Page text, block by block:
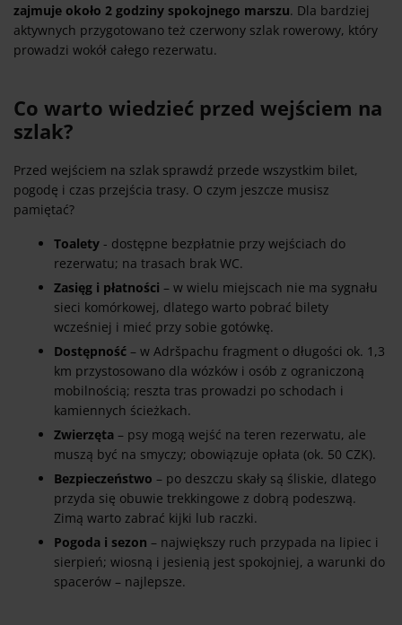
zajmuje około 2 godziny spokojnego marszu. Dla bardziej
aktywnych przygotowano też czerwony szlak rowerowy, który
prowadzi wokół całego rezerwatu.
Co warto wiedzieć przed wejściem na
szlak?
Przed wejściem na szlak sprawdź przede wszystkim bilet,
pogodę i czas przejścia trasy. O czym jeszcze musisz
pamiętać?
Toalety - dostępne bezpłatnie przy wejściach do
rezerwatu; na trasach brak WC.
Zasięg i płatności – w wielu miejscach nie ma sygnału
sieci komórkowej, dlatego warto pobrać bilety
wcześniej i mieć przy sobie gotówkę.
Dostępność – w Adršpachu fragment o długości ok. 1,3
km przystosowano dla wózków i osób z ograniczoną
mobilnością; reszta tras prowadzi po schodach i
kamiennych ścieżkach.
Zwierzęta – psy mogą wejść na teren rezerwatu, ale
muszą być na smyczy; obowiązuje opłata (ok. 50 CZK).
Bezpieczeństwo – po deszczu skały są śliskie, dlatego
przyda się obuwie trekkingowe z dobrą podeszwą.
Zimą warto zabrać kijki lub raczki.
Pogoda i sezon – największy ruch przypada na lipiec i
sierpień; wiosną i jesienią jest spokojniej, a warunki do
spacerów – najlepsze.